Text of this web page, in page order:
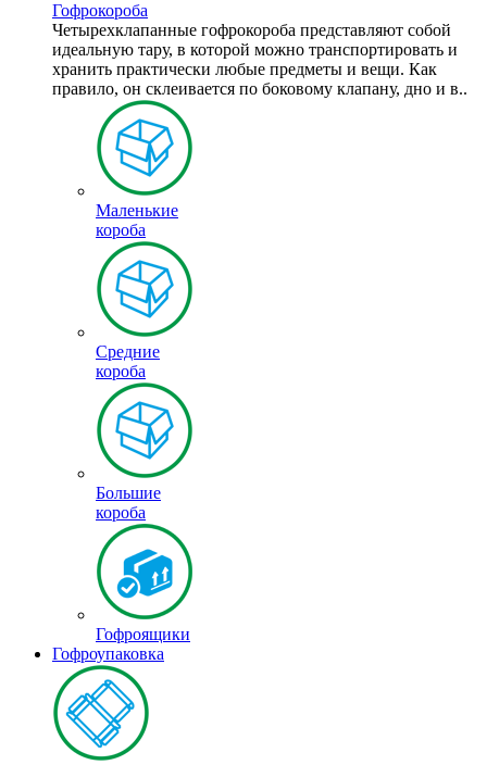
Гофрокороба
Четырехклапанные гофрокороба представляют собой
идеальную тару, в которой можно транспортировать и
хранить практически любые предметы и вещи. Как
правило, он склеивается по боковому клапану, дно и в..
Маленькие
короба
Средние
короба
Большие
короба
Гофроящики
Гофроупаковка